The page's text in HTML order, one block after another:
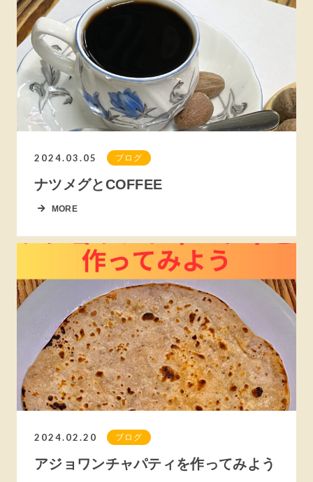
2024.03.05 ブログ
ナツメグとCOFFEE
MORE
2024.02.20 ブログ
アジョワンチャパティを作ってみよう